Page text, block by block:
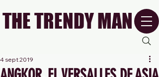
THE TRENDY MAN
4 sept 2019